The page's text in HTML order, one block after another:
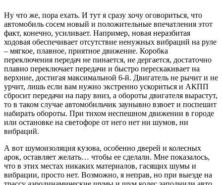
Ну что же, пора ехать. И тут я сразу хочу оговориться, что
автомобиль сосем новый и положительные впечатления этот
факт, конечно, усиливает. Например, новая неразбитая
ходовая обеспечивает отсутствие ненужных вибраций на руле
– мягкое, плавное, приятное движение. Коробка
переключения передач не пинается, не дергается, достаточно
плавно переключает передачи и быстро перескакивает на
верхние, достигая максимальной 6-й. Двигатель не рычит и не
урчит, лишь если вам нужно экстренно ускориться и АКПП
сбросит передачи на пару вниз, а обороты двигателя вырастут,
то в таком случае автомобильчик заунывно взвоет и поспешит
набирать обороты. При тихом неспешном движении в городе
или остановке на светофоре от него нет ни шумов, ни
вибраций.
А вот шумоизоляция кузова, особенно дверей и колесных
арок, оставляет желать… чтобы ее сделали. Мне показалось,
что в этих местах никаких материалов, гасящих шумы и
вибрации, просто нет. Возможно, я неправ, но при выезде на